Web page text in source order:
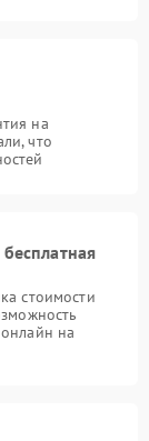
на
что
стоимости
на